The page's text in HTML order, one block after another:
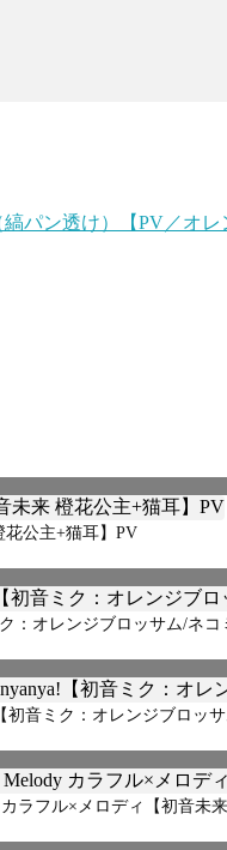
パン透け）【PV／オレ
花公主+猫耳】PV
：オレンジブロッサム/ネコ
初音ミク：オレンジブロッ
フル×メロディ【初音未